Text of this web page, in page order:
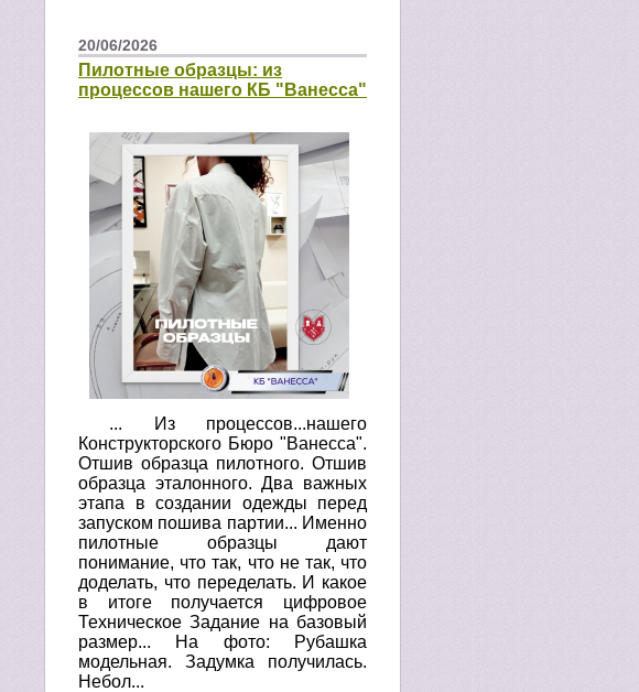
20/06/2026
Пилотные образцы: из
процессов нашего КБ "Ванесса"
... Из процессов...нашего
Конструкторского Бюро "Ванесса".
Отшив образца пилотного. Отшив
образца эталонного. Два важных
этапа в создании одежды перед
запуском пошива партии... Именно
пилотные образцы дают
понимание, что так, что не так, что
доделать, что переделать. И какое
в итоге получается цифровое
Техническое Задание на базовый
размер... На фото: Рубашка
модельная. Задумка получилась.
Небол...